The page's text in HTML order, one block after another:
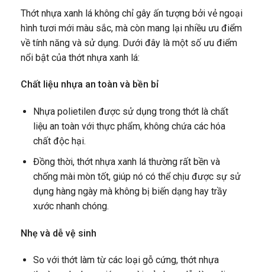
Thớt nhựa xanh lá không chỉ gây ấn tượng bởi vẻ ngoại
hình tươi mới màu sắc, mà còn mang lại nhiều ưu điểm
về tính năng và sử dụng. Dưới đây là một số ưu điểm
nổi bật của thớt nhựa xanh lá:
Chất liệu nhựa an toàn và bền bỉ
Nhựa polietilen được sử dụng trong thớt là chất
liệu an toàn với thực phẩm, không chứa các hóa
chất độc hại.
Đồng thời, thớt nhựa xanh lá thường rất bền và
chống mài mòn tốt, giúp nó có thể chịu được sự sử
dụng hàng ngày mà không bị biến dạng hay trầy
xước nhanh chóng.
Nhẹ và dễ vệ sinh
So với thớt làm từ các loại gỗ cứng, thớt nhựa